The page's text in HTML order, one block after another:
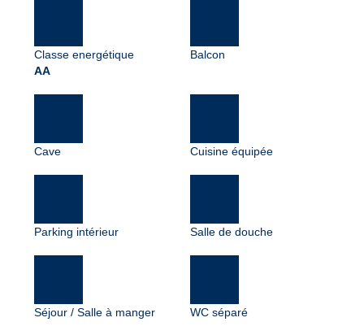
Classe energétique
AA
Balcon
Cave Cuisine équipée
Parking intérieur Salle de douche
Séjour / Salle à manger WC séparé